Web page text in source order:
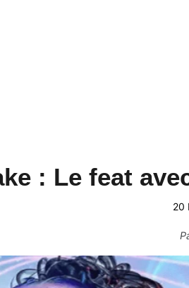
: Le feat
20